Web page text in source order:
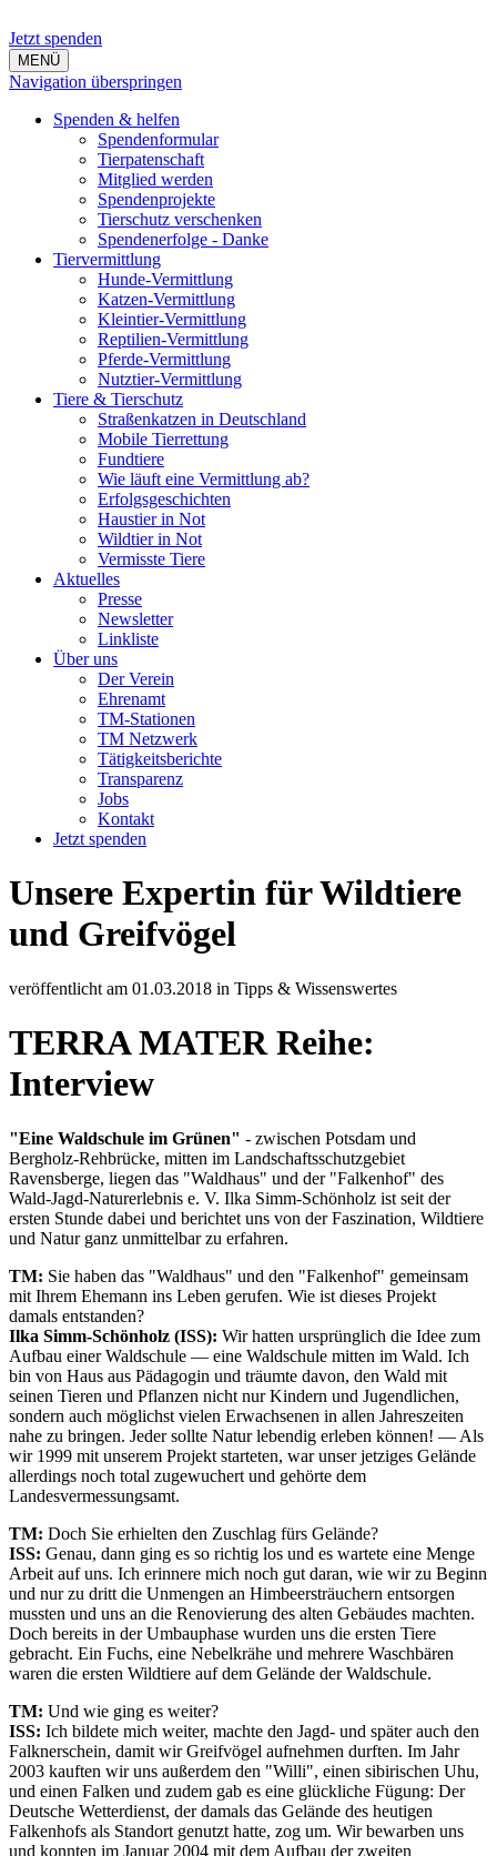
Jetzt spenden
MENÜ
Navigation überspringen
Spenden & helfen
Spendenformular
Tierpatenschaft
Mitglied werden
Spendenprojekte
Tierschutz verschenken
Spendenerfolge - Danke
Tiervermittlung
Hunde-Vermittlung
Katzen-Vermittlung
Kleintier-Vermittlung
Reptilien-Vermittlung
Pferde-Vermittlung
Nutztier-Vermittlung
Tiere & Tierschutz
Straßenkatzen in Deutschland
Mobile Tierrettung
Fundtiere
Wie läuft eine Vermittlung ab?
Erfolgsgeschichten
Haustier in Not
Wildtier in Not
Vermisste Tiere
Aktuelles
Presse
Newsletter
Linkliste
Über uns
Der Verein
Ehrenamt
TM-Stationen
TM Netzwerk
Tätigkeitsberichte
Transparenz
Jobs
Kontakt
Jetzt spenden
Unsere Expertin für Wildtiere
und Greifvögel
veröffentlicht am 01.03.2018 in Tipps & Wissenswertes
TERRA MATER Reihe:
Interview
"Eine Waldschule im Grünen" - zwischen Potsdam und
Bergholz-Rehbrücke, mitten im Landschaftsschutzgebiet
Ravensberge, liegen das "Waldhaus" und der "Falkenhof" des
Wald-Jagd-Naturerlebnis e. V. Ilka Simm-Schönholz ist seit der
ersten Stunde dabei und berichtet uns von der Faszination, Wildtiere
und Natur ganz unmittelbar zu erfahren.
TM: Sie haben das "Waldhaus" und den "Falkenhof" gemeinsam
mit Ihrem Ehemann ins Leben gerufen. Wie ist dieses Projekt
damals entstanden?
Ilka Simm-Schönholz (ISS): Wir hatten ursprünglich die Idee zum
Aufbau einer Waldschule — eine Waldschule mitten im Wald. Ich
bin von Haus aus Pädagogin und träumte davon, den Wald mit
seinen Tieren und Pflanzen nicht nur Kindern und Jugendlichen,
sondern auch möglichst vielen Erwachsenen in allen Jahreszeiten
nahe zu bringen. Jeder sollte Natur lebendig erleben können! — Als
wir 1999 mit unserem Projekt starteten, war unser jetziges Gelände
allerdings noch total zugewuchert und gehörte dem
Landesvermessungsamt.
TM: Doch Sie erhielten den Zuschlag fürs Gelände?
ISS: Genau, dann ging es so richtig los und es wartete eine Menge
Arbeit auf uns. Ich erinnere mich noch gut daran, wie wir zu Beginn
und nur zu dritt die Unmengen an Himbeersträuchern entsorgen
mussten und uns an die Renovierung des alten Gebäudes machten.
Doch bereits in der Umbauphase wurden uns die ersten Tiere
gebracht. Ein Fuchs, eine Nebelkrähe und mehrere Waschbären
waren die ersten Wildtiere auf dem Gelände der Waldschule.
TM: Und wie ging es weiter?
ISS: Ich bildete mich weiter, machte den Jagd- und später auch den
Falknerschein, damit wir Greifvögel aufnehmen durften. Im Jahr
2003 kauften wir uns außerdem den "Willi", einen sibirischen Uhu,
und einen Falken und zudem gab es eine glückliche Fügung: Der
Deutsche Wetterdienst, der damals das Gelände des heutigen
Falkenhofs als Standort genutzt hatte, zog um. Wir bewarben uns
und konnten im Januar 2004 mit dem Aufbau der zweiten